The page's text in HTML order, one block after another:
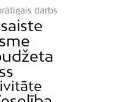
darbs